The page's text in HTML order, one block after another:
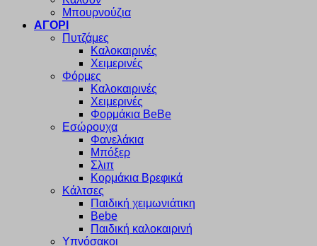
Μπουρνούζια
ΑΓΟΡΙ
Πυτζάμες
Καλοκαιρινές
Χειμερινές
Φόρμες
Καλοκαιρινές
Χειμερινές
Φορμάκια BeBe
Εσώρουχα
Φανελάκια
Μπόξερ
Σλιπ
Κορμάκια Βρεφικά
Κάλτσες
Παιδική χειμωνιάτικη
Bebe
Παιδική καλοκαιρινή
Υπνόσακοι